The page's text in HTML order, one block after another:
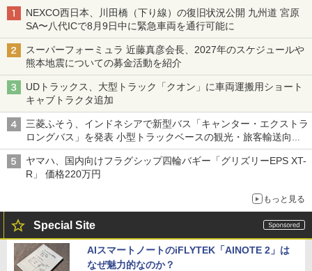
NEXCO西日本、川田橋（下り線）の復旧状況公開 九州道 宮原
SA〜八代ICで8月9日中に緊急車両を通行可能に
スーパーフォーミュラ 近藤真彦会長、2027年のスケジュールや
熊本地震についての募金活動を紹介
UDトラックス、大型トラック「クオン」に車両運搬用ショート
キャブトラクタ追加
三菱ふそう、インドネシアで新型バス「キャンター・エクストラ
ロングバス」を発表 小型トラックベースの観光・旅客輸送向け
バス
ヤマハ、国内向けフラグシップ四輪バギー「グリズリーEPS XT-
R」 価格220万円
もっと見る
Special Site
AIスマートノートのiFLYTEK「AINOTE 2」は
なぜ魅力的なのか？